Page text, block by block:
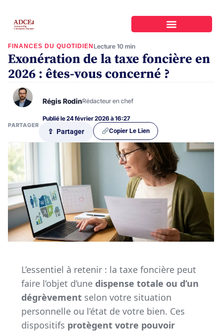
FINANCES DU QUOTIDIENLecture 10 min
Exonération de la taxe foncière en
2026 : êtes-vous concerné ?
Régis RodinRédacteur en chef
Publié le 24 février 2026 à 16:27
PARTAGER
⇪ Partager Copier Le Lien
L’essentiel à retenir : la taxe foncière peut
faire l’objet d’une dispense totale ou d’un
dégrèvementselon votre situation
personnelle ou l’état de votre bien. Ces
dispositifs protègent votre pouvoir